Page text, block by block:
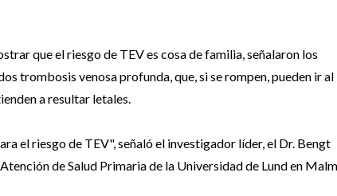
que el riesgo de TEV es cosa de familia, señalaron los
trombosis venosa profunda, que, si se rompen, pueden ir al
a resultar letales.
el riesgo de TEV", señaló el investigador líder, el Dr. Bengt
de Salud Primaria de la Universidad de Lund en